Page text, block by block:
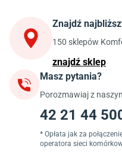
Szafki kuchenne wiszące
Szafki pod zlewozmywak
Blaty kuchenne laminowane
Jadalnia
Stoły do jadalni
Krzesła do jadalni
Dywany szare
Lampy w stylu loftowym
Lampy wiszące do jadalni
Znajdź
150 sklepów
znajdź sklep
Masz pytania?
Porozmawiaj z
42 21 44
* Opłata jak za
operatora sieci